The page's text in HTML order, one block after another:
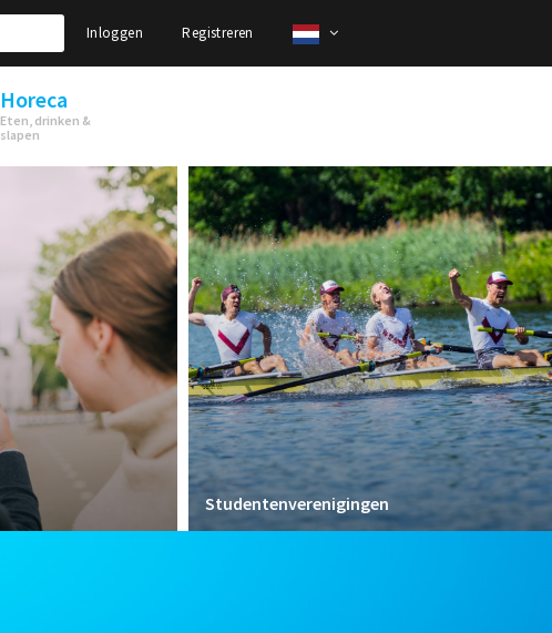
Inloggen Registreren
Horeca
Eten, drinken &
slapen
Studentenverenigingen